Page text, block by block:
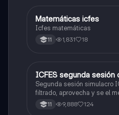
ICFES: Matemáticas
Matemáticas icfes
Icfes matemáticas
11 1,831 18
ICFES: Lectura Crítica
ICFES segunda sesión
Segunda sesión simulacro
filtrado, aprovecha y se el
poder ingresar a
carrera con la que tanto
11 9,888 124